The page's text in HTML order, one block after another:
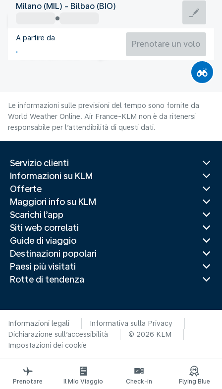
Spagna
Bilbao
Spagna
Milano (MIL) - Bilbao (BIO)
A partire da
Prenotare un volo
Le informazioni sulle previsioni del tempo sono fornite da
World Weather Online. Air France-KLM non è da ritenersi
responsabile per l’attendibilità di questi dati.
Servizio clienti
Informazioni su KLM
Offerte
Maggiori info su KLM
Scarichi l’app
Siti web correlati
Guide di viaggio
Destinazioni popolari
Paesi più visitati
Rotte di tendenza
Informazioni legali
Informativa sulla Privacy
Dichiarazione sull’accessibilità
© 2026 KLM
Impostazioni dei cookie
Prenotare Il Mio Viaggio Check-in Flying Blue